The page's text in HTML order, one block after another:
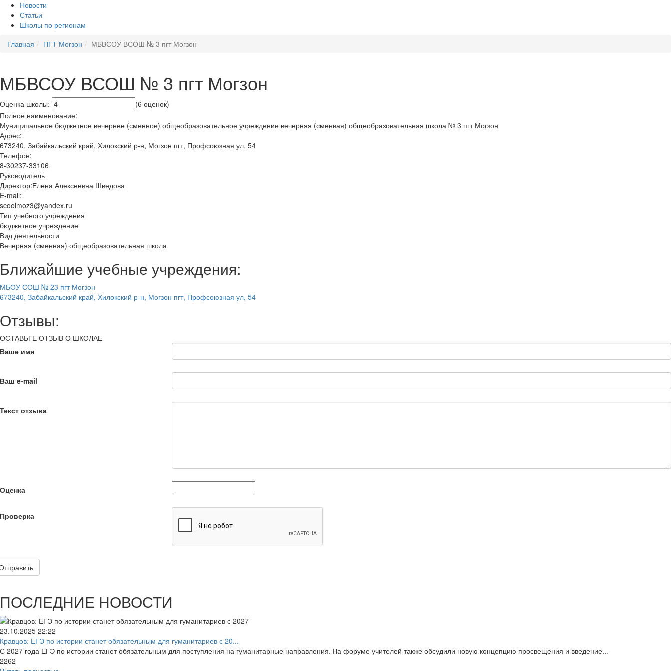
Новости
Статьи
Школы по регионам
Главная
ПГТ Могзон МБВСОУ ВСОШ № 3 пгт Могзон
МБВСОУ ВСОШ № 3 пгт Могзон
Оценка школы:
(6 оценок)
Полное наименование:
Муниципальное бюджетное вечернее (сменное) общеобразовательное учреждение вечерняя (сменная) общеобразовательная школа № 3 пгт Могзон
Адрес:
673240, Забайкальский край, Хилокский р-н, Могзон пгт, Профсоюзная ул, 54
Телефон:
8-30237-33106
Руководитель
Директор:Елена Алексеевна Шведова
E-mail:
scoolmoz3@yandex.ru
Тип учебного учреждения
бюджетное учреждение
Вид деятельности
Вечерняя (сменная) общеобразовательная школа
Ближайшие учебные учреждения:
МБОУ СОШ № 23 пгт Могзон
673240, Забайкальский край, Хилокский р-н, Могзон пгт, Профсоюзная ул, 54
Отзывы:
ОСТАВЬТЕ ОТЗЫВ О ШКОЛАЕ
Ваше имя
Ваш e-mail
Текст отзыва
Оценка
Проверка
ПОСЛЕДНИЕ НОВОСТИ
23.10.2025 22:22
Кравцов: ЕГЭ по истории станет обязательным для гуманитариев с 20...
С 2027 года ЕГЭ по истории станет обязательным для поступления на гуманитарные направления. На форуме учителей также обсудили новую концепцию просвещения и введение...
2262